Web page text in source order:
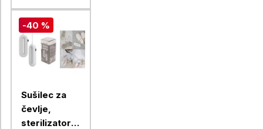
-40 %
Sušilec za
čevlje,
sterilizator z